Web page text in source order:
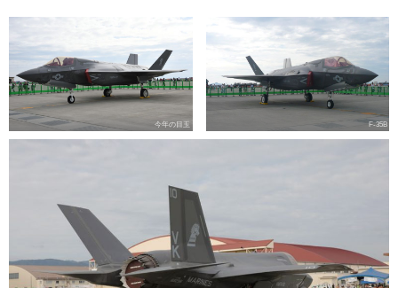
今年の目玉 F-35B